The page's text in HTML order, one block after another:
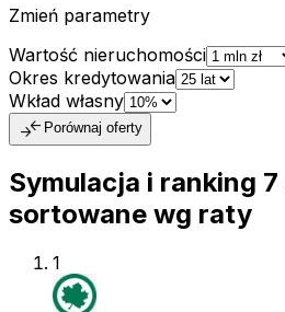
Zmień parametry
Wartość nieruchomości
Okres kredytowania
Wkład własny
compare_arrows Porównaj oferty
Symulacja i ranking 7
sortowane wg raty
1